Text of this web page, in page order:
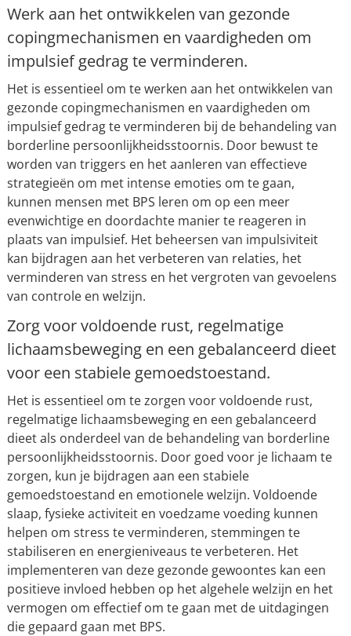
Werk aan het ontwikkelen van gezonde
copingmechanismen en vaardigheden om
impulsief gedrag te verminderen.
Het is essentieel om te werken aan het ontwikkelen van
gezonde copingmechanismen en vaardigheden om
impulsief gedrag te verminderen bij de behandeling van
borderline persoonlijkheidsstoornis. Door bewust te
worden van triggers en het aanleren van effectieve
strategieën om met intense emoties om te gaan,
kunnen mensen met BPS leren om op een meer
evenwichtige en doordachte manier te reageren in
plaats van impulsief. Het beheersen van impulsiviteit
kan bijdragen aan het verbeteren van relaties, het
verminderen van stress en het vergroten van gevoelens
van controle en welzijn.
Zorg voor voldoende rust, regelmatige
lichaamsbeweging en een gebalanceerd dieet
voor een stabiele gemoedstoestand.
Het is essentieel om te zorgen voor voldoende rust,
regelmatige lichaamsbeweging en een gebalanceerd
dieet als onderdeel van de behandeling van borderline
persoonlijkheidsstoornis. Door goed voor je lichaam te
zorgen, kun je bijdragen aan een stabiele
gemoedstoestand en emotionele welzijn. Voldoende
slaap, fysieke activiteit en voedzame voeding kunnen
helpen om stress te verminderen, stemmingen te
stabiliseren en energieniveaus te verbeteren. Het
implementeren van deze gezonde gewoontes kan een
positieve invloed hebben op het algehele welzijn en het
vermogen om effectief om te gaan met de uitdagingen
die gepaard gaan met BPS.